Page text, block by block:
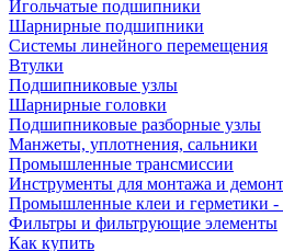
Игольчатые подшипники
Шарнирные подшипники
Системы линейного перемещения
Втулки
Подшипниковые узлы
Шарнирные головки
Подшипниковые разборные узлы
Манжеты, уплотнения, сальники
Промышленные трансмиссии
Инструменты для монтажа и
Промышленные клеи и герметики
Фильтры и фильтрующие элементы
Как купить